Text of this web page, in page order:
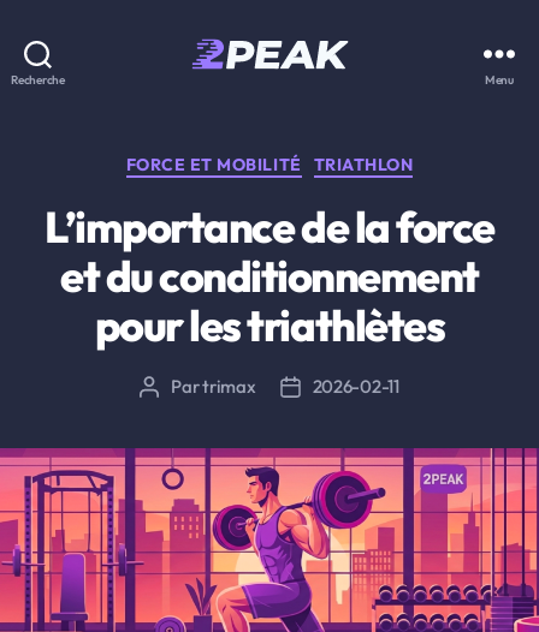
Recherche Menu
Catégories
FORCE ET MOBILITÉ TRIATHLON
L’importance de la force
et du conditionnement
pour les triathlètes
Auteur
Partrimax
Date2026-02-11